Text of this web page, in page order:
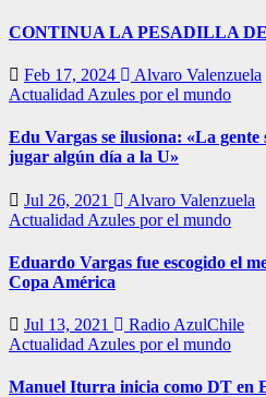
CONTINUA LA PESADILLA
Feb 17, 2024
Alvaro Valenzuela
Actualidad Azules por el mundo
Edu Vargas se ilusiona: «La gente
jugar algún día a la U»
Jul 26, 2021
Alvaro Valenzuela
Actualidad Azules por el mundo
Eduardo Vargas fue escogido el
Copa América
Jul 13, 2021
Radio AzulChile
Actualidad Azules por el mundo
Manuel Iturra inicia como DT en